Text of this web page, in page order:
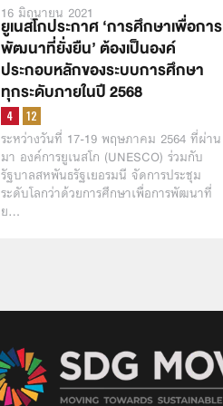
16 มิถุนายน 2021
ยูเนสโกประกาศ ‘การศึกษาเพื่อการ
พัฒนาที่ยั่งยืน’ ต้องเป็นองค์
ประกอบหลักของระบบการศึกษา
ทุกระดับภายในปี 2568
ระหว่างวันที่ 17-19 พฤษภาคม 2564 ที่ผ่าน
มา องค์การยูเนสโก (UNESCO) ร่วมกับ
รัฐบาลสหพันธรัฐเยอรมนี จัดการประชุม
ระดับโลกว่าด้วยการศึกษาเพื่อการพัฒนาที่
ย…